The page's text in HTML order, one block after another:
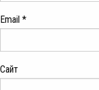
Email *
Сайт